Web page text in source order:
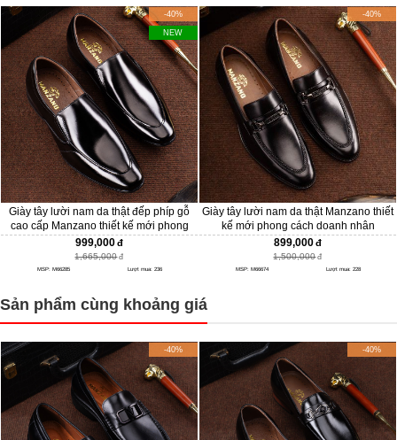
-40%
NEW
Giày tây lười nam da thật đếp phíp gỗ
cao cấp Manzano thiết kế mới phong
cách doanh nhân M66285
999,000
1,665,000
MSP: M66285 Lượt mua: 236
-40%
Giày tây lười nam da thật Manzano thiết
kế mới phong cách doanh nhân
M66674
899,000
1,500,000
MSP: M66674 Lượt mua: 228
Sản phẩm cùng khoảng giá
-40% -40%